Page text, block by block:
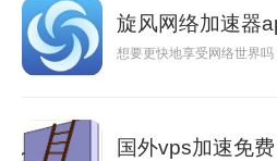
旋风网络加速器
想要更快地享受网络世界
国外vps加速免费